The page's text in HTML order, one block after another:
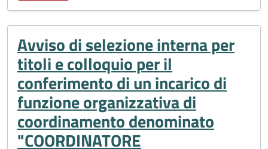
Avviso di selezione interna per
titoli e colloquio per il
conferimento di un incarico di
funzione organizzativa di
coordinamento denominato
"COORDINATORE